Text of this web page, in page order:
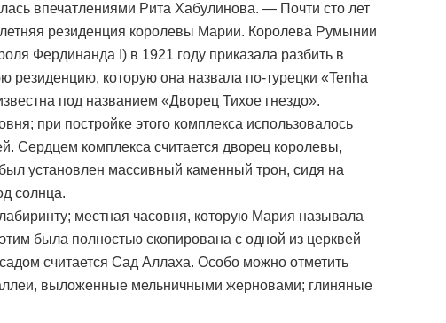
впечатлениями Рита Хабулинова. — Почти сто лет
резиденция королевы Марии. Королева Румынии
Фердинанда I) в 1921 году приказала разбить в
резиденцию, которую она назвала по-турецки «Tenha
под названием «Дворец Тихое гнездо».
при постройке этого комплекса использовалось
Сердцем комплекса считается дворец королевы,
установлен массивный каменный трон, сидя на
солнца.
местная часовня, которую Мария называла
была полностью скопирована с одной из церквей
считается Сад Аллаха. Особо можно отметить
выложенные мельничными жерновами; глиняные